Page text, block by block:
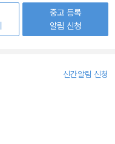
중고 등록
알림 신청
신간알림 신청